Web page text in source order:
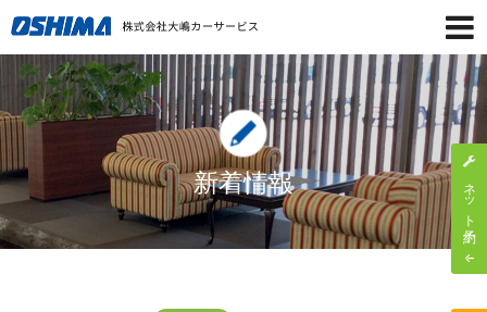
新着情報 ネット予約